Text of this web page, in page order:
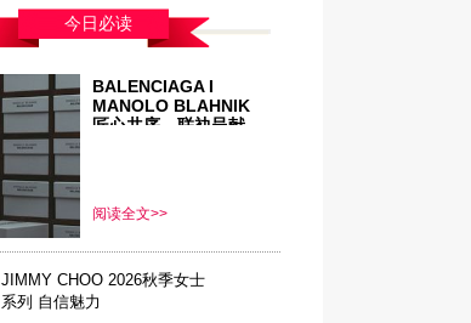
今日必读
BALENCIAGA I
MANOLO BLAHNIK
匠心共序，联袂呈献
阅读全文>>
JIMMY CHOO 2026秋季女士
系列 自信魅力